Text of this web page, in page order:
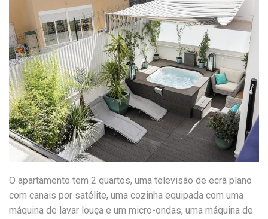
O apartamento tem 2 quartos, uma televisão de ecrã plano
com canais por satélite, uma cozinha equipada com uma
máquina de lavar louça e um micro-ondas, uma máquina de